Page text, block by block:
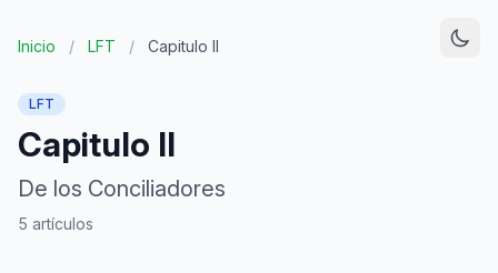
Inicio / LFT / Capitulo II
LFT
Capitulo II
De los Conciliadores
5 artículos